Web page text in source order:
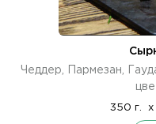
Чеддер, Пармезан,
350 г. x